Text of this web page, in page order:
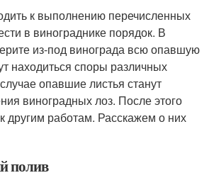
к выполнению перечисленных
в винограднике порядок. В
из-под винограда всю опавшую
находиться споры различных
опавшие листья станут
виноградных лоз. После этого
другим работам. Расскажем о них
полив